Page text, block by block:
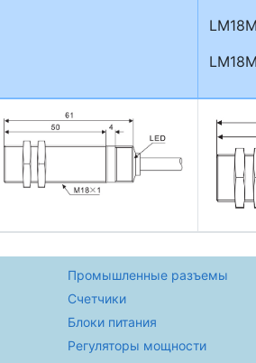
Промышленные разъемы
Счетчики
Блоки питания
Регуляторы мощности